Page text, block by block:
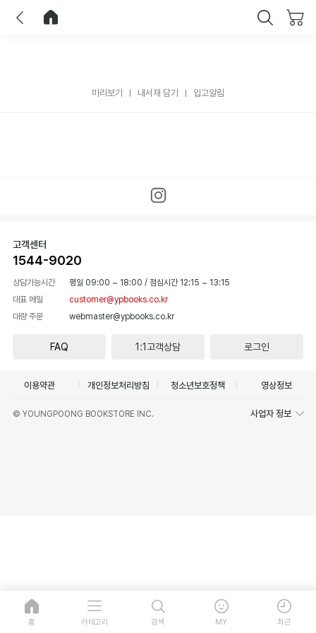
미리보기 내서재 담기 입고알림
고객센터
1544-9020
상담가능시간 평일 09:00 ~ 18:00 / 점심시간 12:15 ~ 13:15
대표 메일
customer@ypbooks.co.kr
대량 주문
webmaster@ypbooks.co.kr
FAQ 1:1고객상담 로그인
이용약관 개인정보처리방침 청소년보호정책 영상정보
© YOUNGPOONG BOOKSTORE INC. 사업자 정보
홈 카테고리 검색 MY 최근